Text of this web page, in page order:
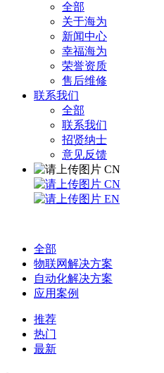
全部
关于海为
新闻中心
幸福海为
荣誉资质
售后维修
联系我们
全部
联系我们
招贤纳士
意见反馈
CN
CN
EN
全部
物联网解决方案
自动化解决方案
应用案例
推荐
热门
最新